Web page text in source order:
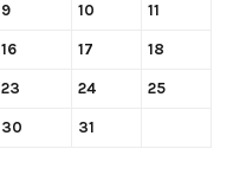
9 10 11
16 17 18
23 24 25
30 31